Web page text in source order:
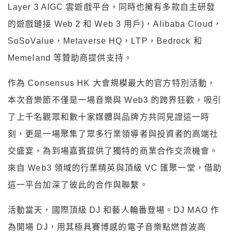
Layer 3 AIGC 雲遊戲平台，同時也擁有多款自主研發
的遊戲鏈接 Web 2 和 Web 3 用戶)，Alibaba Cloud，
SoSoValue，Metaverse HQ，LTP，Bedrock 和
Memeland 等贊助商提供支持。
作為 Consensus HK 大會規模最大的官方特別活動，
本次音樂節不僅是一場音樂與 Web3 的跨界狂歡，吸引
了上千名觀眾和數十家媒體與品牌方共同見證這一時
刻，更是一場聚集了眾多行業領導者與投資者的高端社
交盛宴，為到場嘉賓提供了獨特的商業合作交流機會。
來自 Web3 領域的行業精英與頂級 VC 匯聚一堂，借助
這一平台加深了彼此的合作與聯繫。
活動當天，國際頂級 DJ 和藝人輪番登場。DJ MAO 作
為開場 DJ，用其極具賽博感的電子音樂點燃首波高